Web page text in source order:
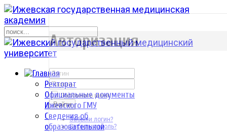
Ректорат
Официальные документы
Ижевского ГМУ
Сведения об
образовательной
р
Авторизация
Запомнить меня
Войти
Забыли логин?
Забыли пароль?